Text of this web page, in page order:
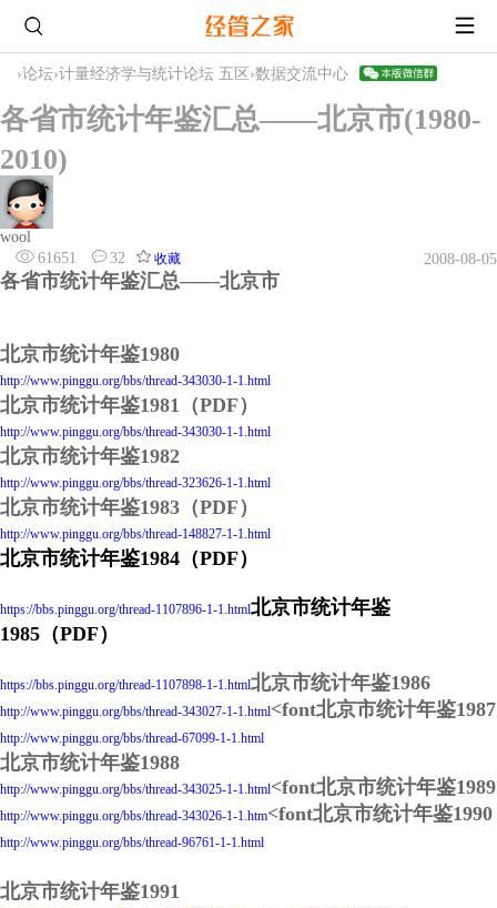
›论坛›计量经济学与统计论坛 五区 ›数据交流中心
各省市统计年鉴汇总——北京市(1980-
2010)
wool
61651
32 收藏 2008-08-05
各省市统计年鉴汇总——北京市
北京市统计年鉴1980
http://www.pinggu.org/bbs/thread-343030-1-1.html
北京市统计年鉴1981（PDF）
http://www.pinggu.org/bbs/thread-343030-1-1.html
北京市统计年鉴1982
http://www.pinggu.org/bbs/thread-323626-1-1.html
北京市统计年鉴1983（PDF）
http://www.pinggu.org/bbs/thread-148827-1-1.html
北京市统计年鉴1984（PDF）
https://bbs.pinggu.org/thread-1107896-1-1.html北京市统计年鉴
1985（PDF）
https://bbs.pinggu.org/thread-1107898-1-1.html北京市统计年鉴1986
http://www.pinggu.org/bbs/thread-343027-1-1.html<font北京市统计年鉴1987
http://www.pinggu.org/bbs/thread-67099-1-1.html
北京市统计年鉴1988
http://www.pinggu.org/bbs/thread-343025-1-1.html<font北京市统计年鉴1989
http://www.pinggu.org/bbs/thread-343026-1-1.htm<font北京市统计年鉴1990
http://www.pinggu.org/bbs/thread-96761-1-1.html
北京市统计年鉴1991